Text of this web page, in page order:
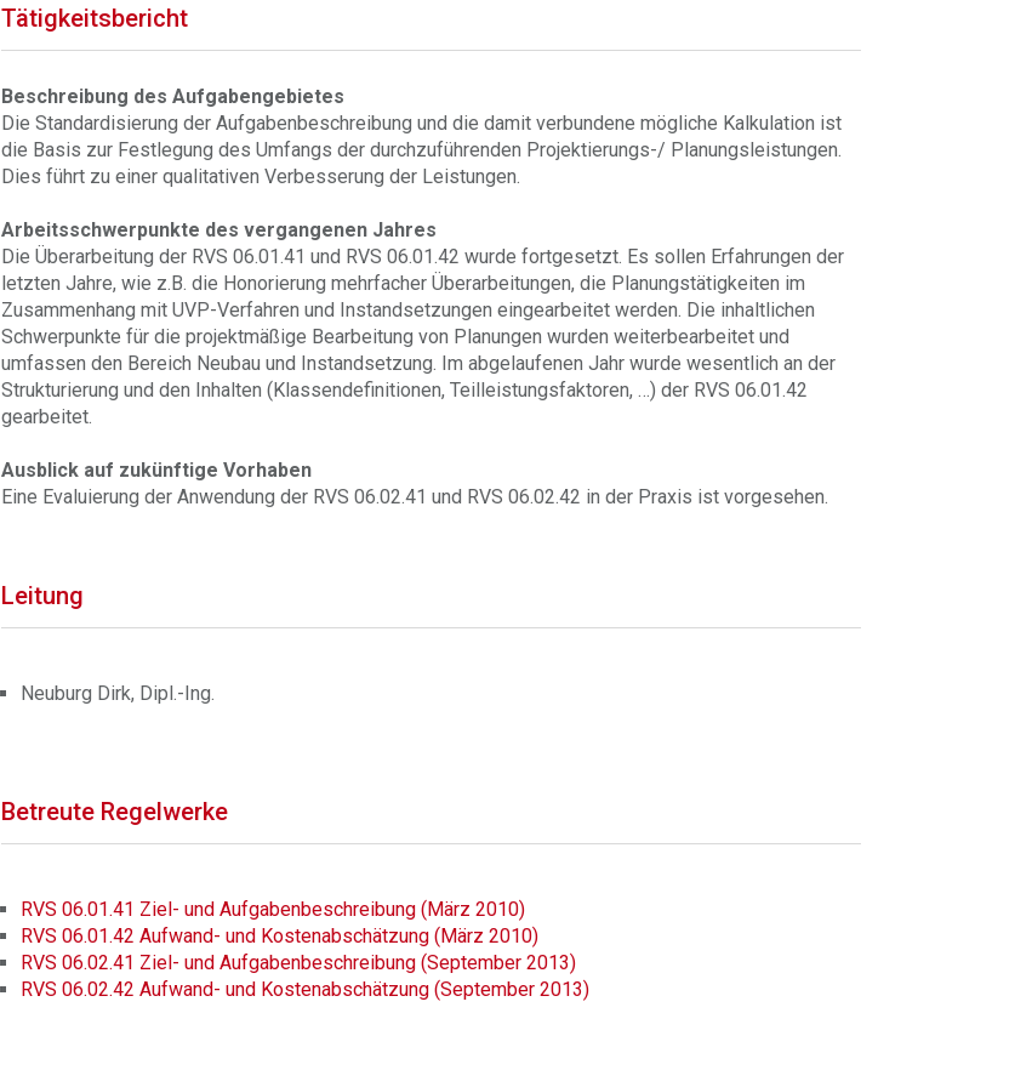
Tätigkeitsbericht
Beschreibung des Aufgabengebietes
Die Standardisierung der Aufgabenbeschreibung und die damit verbundene mögliche Kalkulation ist
die Basis zur Festlegung des Umfangs der durchzuführenden Projektierungs-/ Planungsleistungen.
Dies führt zu einer qualitativen Verbesserung der Leistungen.
Arbeitsschwerpunkte des vergangenen Jahres
Die Überarbeitung der RVS 06.01.41 und RVS 06.01.42 wurde fortgesetzt. Es sollen Erfahrungen der
letzten Jahre, wie z.B. die Honorierung mehrfacher Überarbeitungen, die Planungstätigkeiten im
Zusammenhang mit UVP-Verfahren und Instandsetzungen eingearbeitet werden. Die inhaltlichen
Schwerpunkte für die projektmäßige Bearbeitung von Planungen wurden weiterbearbeitet und
umfassen den Bereich Neubau und Instandsetzung. Im abgelaufenen Jahr wurde wesentlich an der
Strukturierung und den Inhalten (Klassendefinitionen, Teilleistungsfaktoren, …) der RVS 06.01.42
gearbeitet.
Ausblick auf zukünftige Vorhaben
Eine Evaluierung der Anwendung der RVS 06.02.41 und RVS 06.02.42 in der Praxis ist vorgesehen.
Leitung
Neuburg Dirk, Dipl.-Ing.
Betreute Regelwerke
RVS 06.01.41 Ziel- und Aufgabenbeschreibung (März 2010)
RVS 06.01.42 Aufwand- und Kostenabschätzung (März 2010)
RVS 06.02.41 Ziel- und Aufgabenbeschreibung (September 2013)
RVS 06.02.42 Aufwand- und Kostenabschätzung (September 2013)